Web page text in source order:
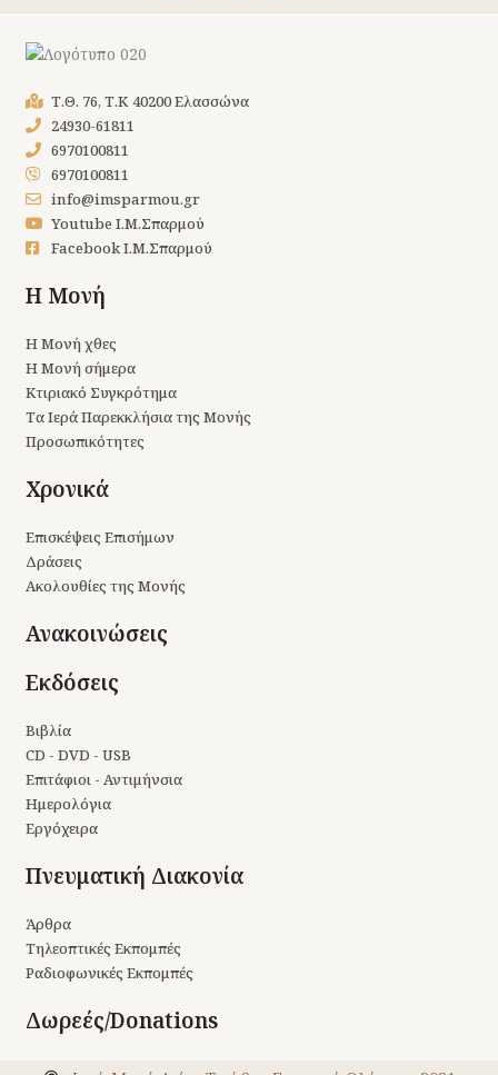
Τ.Θ. 76, Τ.Κ 40200 Ελασσώνα
24930-61811
6970100811
6970100811
info@imsparmou.gr
Youtube Ι.Μ.Σπαρμού
Facebook Ι.Μ.Σπαρμού
Η Μονή
Η Μονή χθες
Η Μονή σήμερα
Κτιριακό Συγκρότημα
Τα Ιερά Παρεκκλήσια της Μονής
Προσωπικότητες
Χρονικά
Επισκέψεις Επισήμων
Δράσεις
Ακολουθίες της Μονής
Ανακοινώσεις
Εκδόσεις
Βιβλία
CD - DVD - USB
Επιτάφιοι - Αντιμήνσια
Ημερολόγια
Εργόχειρα
Πνευματική Διακονία
Άρθρα
Τηλεοπτικές Εκπομπές
Ραδιοφωνικές Εκπομπές
Δωρεές/Donations